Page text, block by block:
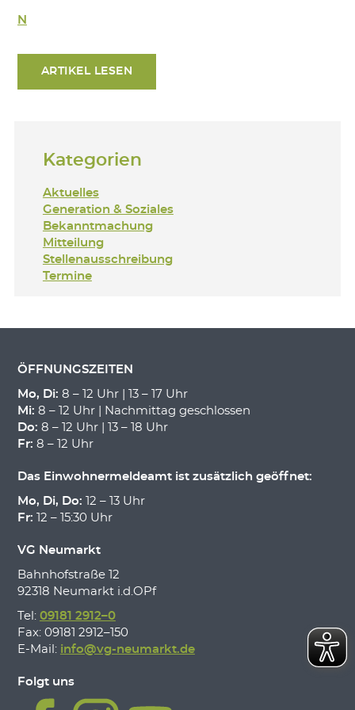
N
ARTIKEL LESEN
Kategorien
Aktuelles
Generation & Soziales
Bekanntmachung
Mitteilung
Stellenausschreibung
Termine
ÖFFNUNGSZEITEN
Mo, Di: 8 – 12 Uhr | 13 – 17 Uhr
Mi: 8 – 12 Uhr | Nachmittag geschlossen
Do: 8 – 12 Uhr | 13 – 18 Uhr
Fr: 8 – 12 Uhr
Das Einwohnermeldeamt ist zusätzlich geöffnet:
Mo, Di, Do: 12 – 13 Uhr
Fr: 12 – 15:30 Uhr
VG Neumarkt
Bahnhofstraße 12
92318 Neumarkt i.d.OPf
Tel: 09181 2912–0
Fax: 09181 2912–150
E-Mail: info@vg-neumarkt.de
Folgt uns